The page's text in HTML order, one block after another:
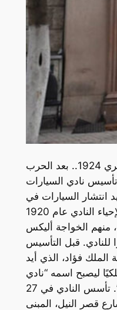
نادي السيارات الملكي المصري 1924.. بعد الحرب
تأسيس نادي السيارات
انتشار السيارات في
مصر. بدأت محاولات جدية لإحياء النادي عام 1920
منهم الخواجة أليكس
للنادي. قبل التأسيس
فؤاد، الذي أيد
ليصبح اسمه “نادي
السيارات الملكي المصري”. تأسس النادي في 27
بشارع قصر النيل، المبنى